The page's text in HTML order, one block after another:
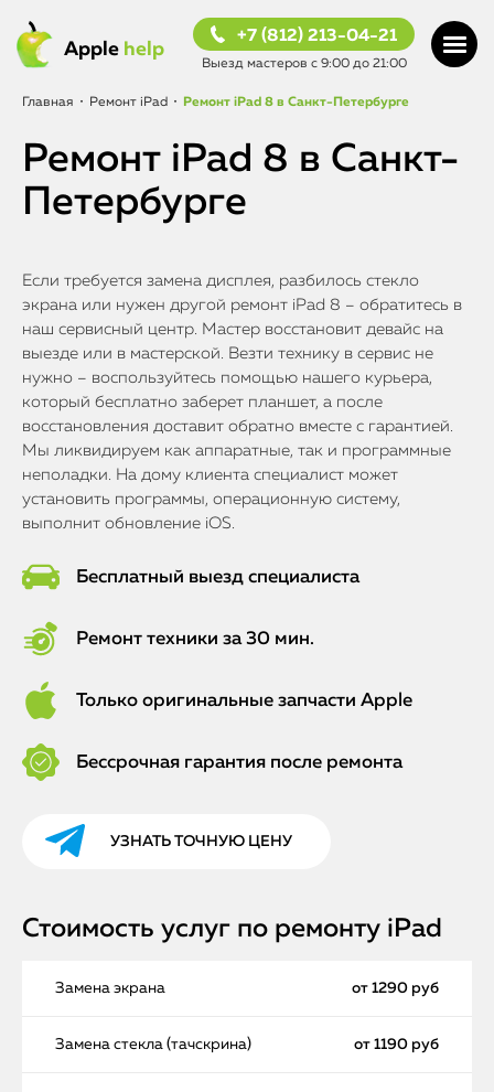
Apple help
+7 (812) 213-04-21
Выезд мастеров с 9:00 до 21:00
Главная • Ремонт iPad • Ремонт iPad 8 в Санкт-Петербурге
Ремонт iPad 8 в Санкт-
Петербурге
Если требуется замена дисплея, разбилось стекло
экрана или нужен другой ремонт iPad 8 – обратитесь в
наш сервисный центр. Мастер восстановит девайс на
выезде или в мастерской. Везти технику в сервис не
нужно – воспользуйтесь помощью нашего курьера,
который бесплатно заберет планшет, а после
восстановления доставит обратно вместе с гарантией.
Мы ликвидируем как аппаратные, так и программные
неполадки. На дому клиента специалист может
установить программы, операционную систему,
выполнит обновление iOS.
Бесплатный выезд специалиста
Ремонт техники за 30 мин.
Только оригинальные запчасти Apple
Бессрочная гарантия после ремонта
УЗНАТЬ ТОЧНУЮ ЦЕНУ
Стоимость услуг по ремонту iPad
Замена экрана от 1290 руб
Замена стекла (тачскрина) от 1190 руб